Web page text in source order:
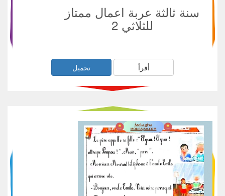
سنة ثالثة عربة اعمال ممتاز
للثلاثي 2
أقرأ تحميل